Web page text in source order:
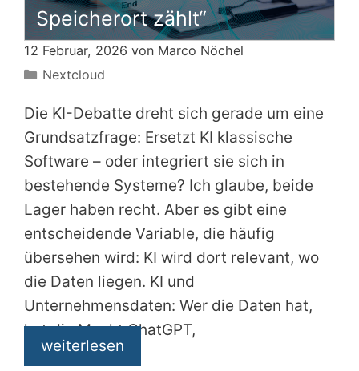
Speicherort zählt“
12 Februar, 2026 von Marco Nöchel
Kategorien
Nextcloud
Die KI-Debatte dreht sich gerade um eine
Grundsatzfrage: Ersetzt KI klassische
Software – oder integriert sie sich in
bestehende Systeme? Ich glaube, beide
Lager haben recht. Aber es gibt eine
entscheidende Variable, die häufig
übersehen wird: KI wird dort relevant, wo
die Daten liegen. KI und
Unternehmensdaten: Wer die Daten hat,
hat die Macht ChatGPT,
weiterlesen